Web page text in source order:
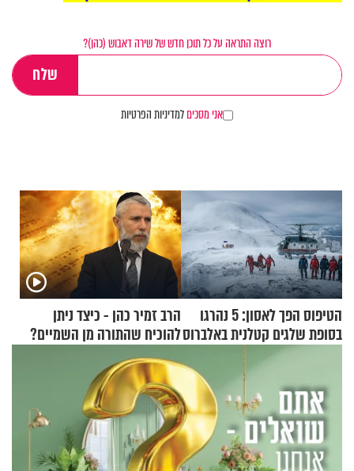
רוצה התראה על כל תוכן חדש של שירה דאבוש (כהן)?
אני מסכיםלמדיניות הפרטיות
הטיפוס הפך לאסון: 5 נהרגו
בסופת שלגים קטלנית באלברוס
הרב זמיר כהן - כיצד ניתן
להוכיח שהתורה מן השמיים?